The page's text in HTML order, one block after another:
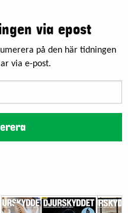
via epost
på den här tidningen
via e-post.